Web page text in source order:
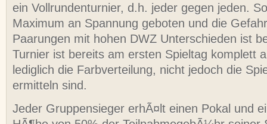
ein Vollrundenturnier, d.h. jeder gegen jeden.
Maximum an Spannung geboten und die
Paarungen mit hohen DWZ Unterschieden ist
Turnier ist bereits am ersten Spieltag komplett
lediglich die Farbverteilung, nicht jedoch die
ermitteln sind.
Jeder Gruppensieger erhÃ¤lt einen Pokal und